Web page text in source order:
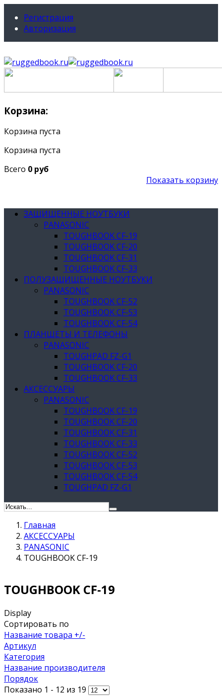
Регистрация
Авторизация
Корзина:
Корзина пуста
Корзина пуста
Всего 0 руб
Показать корзину
ЗАЩИЩЕННЫЕ НОУТБУКИ
PANASONIC
TOUGHBOOK CF-19
TOUGHBOOK CF-20
TOUGHBOOK CF-31
TOUGHBOOK CF-33
ПОЛУЗАЩИЩЕННЫЕ НОУТБУКИ
PANASONIC
TOUGHBOOK CF-52
TOUGHBOOK CF-53
TOUGHBOOK CF-54
ПЛАНШЕТЫ И ТЕЛЕФОНЫ
PANASONIC
TOUGHPAD FZ-G1
TOUGHBOOK CF-20
TOUGHBOOK CF-33
АКСЕССУАРЫ
PANASONIC
TOUGHBOOK CF-19
TOUGHBOOK CF-20
TOUGHBOOK CF-31
TOUGHBOOK CF-33
TOUGHBOOK CF-52
TOUGHBOOK CF-53
TOUGHBOOK CF-54
TOUGHPAD FZ-G1
Главная
АКСЕССУАРЫ
PANASONIC
TOUGHBOOK CF-19
TOUGHBOOK CF-19
Display
Сортировать по
Название товара +/-
Артикул
Категория
Название производителя
Порядок
Показано 1 - 12 из 19